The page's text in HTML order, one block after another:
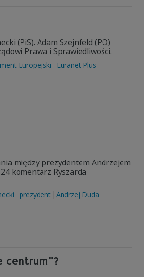
(PiS). Adam Szejnfeld (PO)
Prawa i Sprawiedliwości.
Europejski
Euranet Plus
między prezydentem Andrzejem
komentarz Ryszarda
prezydent Andrzej Duda
centrum"?